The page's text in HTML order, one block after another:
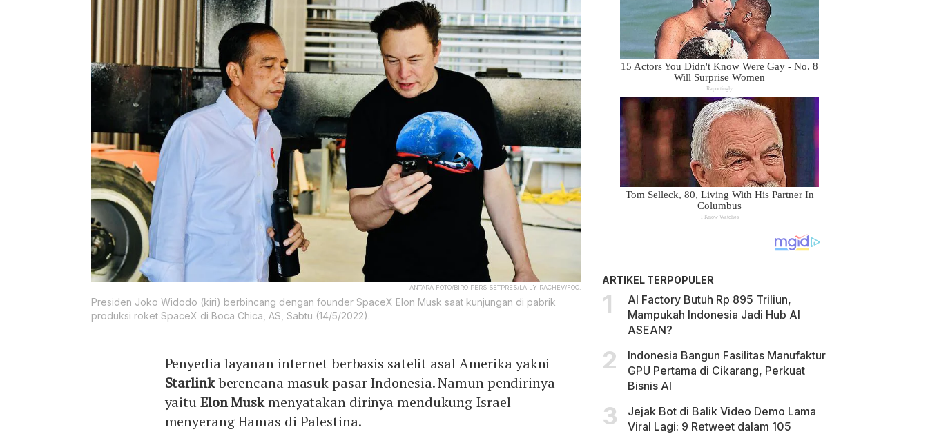
ANTARA FOTO/BIRO PERS SETPRES/LAILY RACHEV/FOC.
Presiden Joko Widodo (kiri) berbincang dengan founder SpaceX Elon Musk saat kunjungan di pabrik
produksi roket SpaceX di Boca Chica, AS, Sabtu (14/5/2022).
Penyedia layanan internet berbasis satelit asal Amerika yakni
Starlinkberencana masuk pasar Indonesia. Namun pendirinya
yaituElon Muskmenyatakan dirinya mendukung Israel
menyerang Hamas di Palestina.
ARTIKEL TERPOPULER
AI Factory Butuh Rp 895 Triliun,
Mampukah Indonesia Jadi Hub AI
ASEAN?
Indonesia Bangun Fasilitas Manufaktur
GPU Pertama di Cikarang, Perkuat
Bisnis AI
Jejak Bot di Balik Video Demo Lama
Viral Lagi: 9 Retweet dalam 105